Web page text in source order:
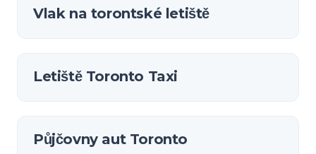
Vlak na torontské letiště
Letiště Toronto Taxi
Půjčovny aut Toronto